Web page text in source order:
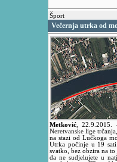
Šport
Večernja utrka od
Metković ,22.9.2015.
Neretvanske lige
na stazi od Lučkoga
Utrka počinje u 19
svatko, bez obzira na
da ne sudjelujete u